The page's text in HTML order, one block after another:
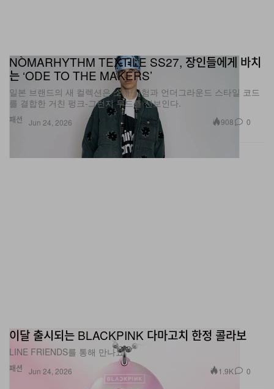
패션
NÒMARHYTHM TEXTILE SS27, 장인들에게 바치
는 ‘ODE TO THE MAKERS’
일본 브랜드의 새 컬렉션은 소재 실험과 언더그라운드 스타일 코드
를 결합한 거친 펑크‑그런지 무드를 선보인다.
Jun 24, 2026 908 0
패션
이달 출시되는 BLACKPINK 다마고치 한정 콜라보
LINE FRIENDS를 통해 만나요.
Jun 24, 2026 1.9K 0